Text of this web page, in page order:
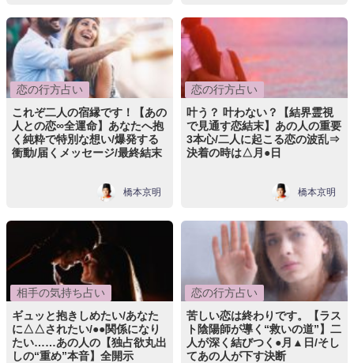
恋の行方占い
これぞ二人の宿縁です！【あの
人との恋∞全運命】あなたへ抱
く純粋で特別な想い/爆発する
衝動/届くメッセージ/最終結末
橋本京明
恋の行方占い
叶う？ 叶わない？【結界霊視
で見通す恋結末】あの人の重要
3本心/二人に起こる恋の波乱⇒
決着の時は△月●日
橋本京明
相手の気持ち占い
ギュッと抱きしめたい/あなた
に△△されたい/●●関係になり
たい……あの人の【独占欲丸出
しの“重め”本音】全開示
恋の行方占い
苦しい恋は終わりです。【ラス
ト陰陽師が導く“救いの道”】二
人が深く結びつく●月▲日/そし
てあの人が下す決断